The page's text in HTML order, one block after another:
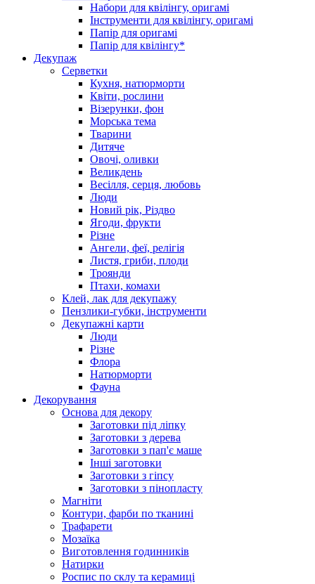
Набори для квілінгу, оригамі
Інструменти для квілінгу, оригамі
Папір для оригамі
Папір для квілінгу*
Декупаж
Серветки
Кухня, натюрморти
Квіти, рослини
Візерунки, фон
Морська тема
Тварини
Дитяче
Овочі, оливки
Великдень
Весілля, серця, любовь
Люди
Новий рік, Різдво
Ягоди, фрукти
Різне
Ангели, феї, релігія
Листя, гриби, плоди
Троянди
Птахи, комахи
Клей, лак для декупажу
Пензлики-губки, інструменти
Декупажні карти
Люди
Різне
Флора
Натюрморти
Фауна
Декорування
Основа для декору
Заготовки під ліпку
Заготовки з дерева
Заготовки з пап'є маше
Інші заготовки
Заготовки з гіпсу
Заготовки з пінопласту
Магніти
Контури, фарби по тканині
Трафарети
Мозаїка
Виготовлення годинників
Натирки
Роспис по склу та керамиці